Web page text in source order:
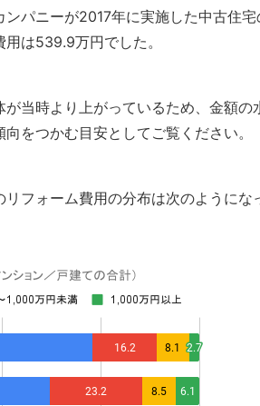
パニーが2017年に実施した中古住
は539.9万円でした。
当時より上がっているため、金額の
をつかむ目安としてご覧ください。
フォーム費用の分布は次のようにな